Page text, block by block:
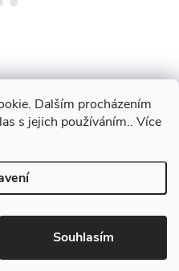
Dalším procházením
s jejich používáním.. Více
Souhlasím
Všechna práva vyhrazena.Upravit
cookies